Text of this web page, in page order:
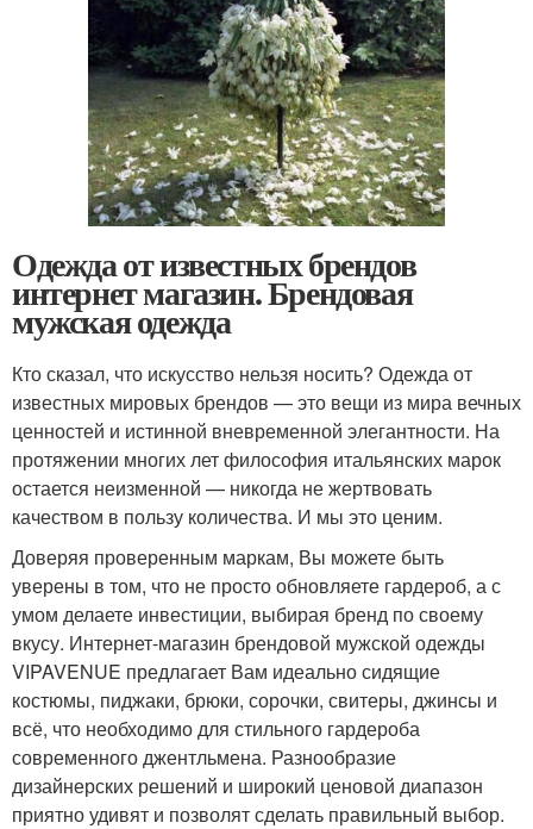
Одежда от известных брендов
интернет магазин. Брендовая
мужская одежда
Кто сказал, что искусство нельзя носить? Одежда от
известных мировых брендов — это вещи из мира вечных
ценностей и истинной вневременной элегантности. На
протяжении многих лет философия итальянских марок
остается неизменной — никогда не жертвовать
качеством в пользу количества. И мы это ценим.
Доверяя проверенным маркам, Вы можете быть
уверены в том, что не просто обновляете гардероб, а с
умом делаете инвестиции, выбирая бренд по своему
вкусу. Интернет-магазин брендовой мужской одежды
VIPAVENUE предлагает Вам идеально сидящие
костюмы, пиджаки, брюки, сорочки, свитеры, джинсы и
всё, что необходимо для стильного гардероба
современного джентльмена. Разнообразие
дизайнерских решений и широкий ценовой диапазон
приятно удивят и позволят сделать правильный выбор.